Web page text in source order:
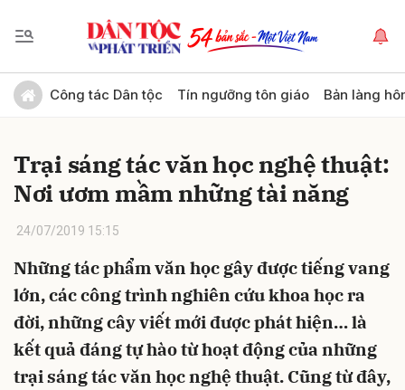
Công tác Dân tộc Tín ngưỡng tôn giáo Bản làng
Trại sáng tác văn học nghệ thuật:
Nơi ươm mầm những tài năng
24/07/2019 15:15
Những tác phẩm văn học gây được tiếng vang
lớn, các công trình nghiên cứu khoa học ra
đời, những cây viết mới được phát hiện… là
kết quả đáng tự hào từ hoạt động của những
trại sáng tác văn học nghệ thuật. Cũng từ đây,
Gửi bình luận
Hủy Gửi